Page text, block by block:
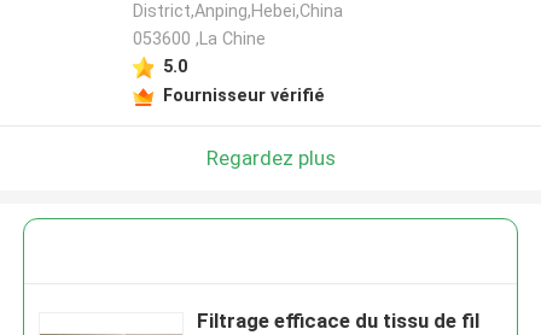
District,Anping,Hebei,China
053600 ,La Chine
5.0
Fournisseur vérifié
Regardez plus
Filtrage efficace du tissu de fil